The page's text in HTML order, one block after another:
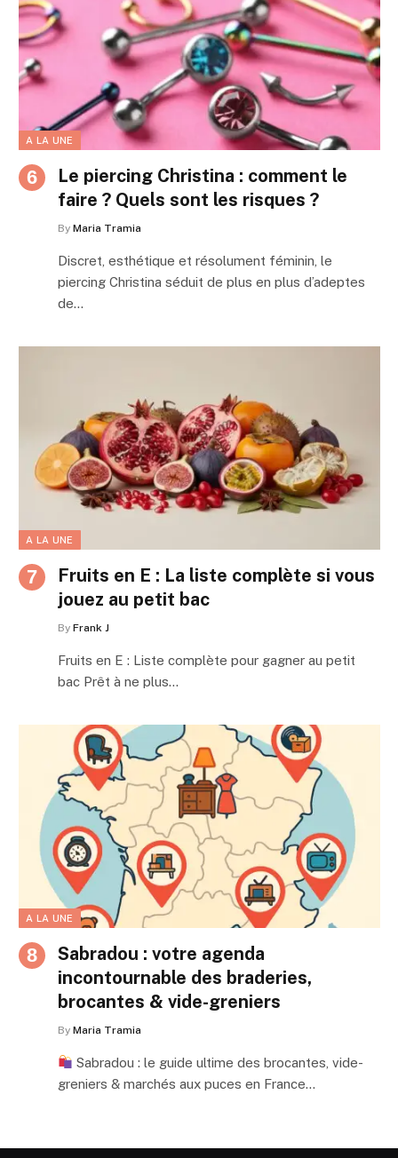
A LA UNE
Le piercing Christina : comment le
faire ? Quels sont les risques ?
By Maria Tramia
Discret, esthétique et résolument féminin, le
piercing Christina séduit de plus en plus d’adeptes
de…
A LA UNE
Fruits en E : La liste complète si vous
jouez au petit bac
By Frank J
Fruits en E : Liste complète pour gagner au petit
bac Prêt à ne plus…
A LA UNE
Sabradou : votre agenda
incontournable des braderies,
brocantes & vide-greniers
By Maria Tramia
Sabradou : le guide ultime des brocantes, vide-
greniers & marchés aux puces en France…